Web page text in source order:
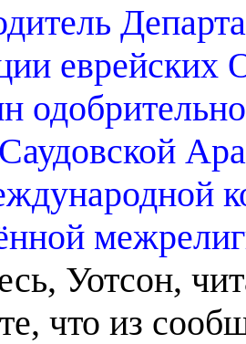
Саудовской
Уотсон,
что из